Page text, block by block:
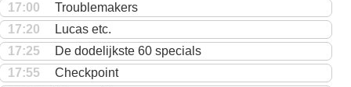
17:00
Troublemakers
17:20
Lucas etc.
17:25
De dodelijkste 60 specials
17:55
Checkpoint